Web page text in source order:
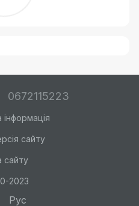
0672115223
інформація
сайту
сайту
2023
Рус